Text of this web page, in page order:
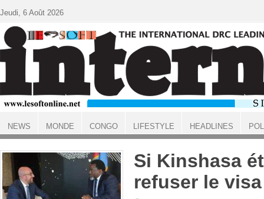
ACCUEIL
Si Kinshasa
refuser le
Jeudi, 6 Août 2026
NEWS MONDE CONGO LIFESTYLE HEADLINES